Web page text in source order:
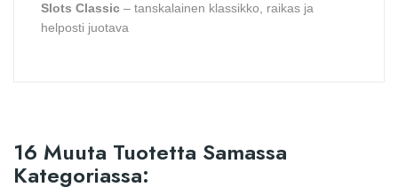
Slots Classic – tanskalainen klassikko, raikas ja
helposti juotava
16 Muuta Tuotetta Samassa
Kategoriassa: